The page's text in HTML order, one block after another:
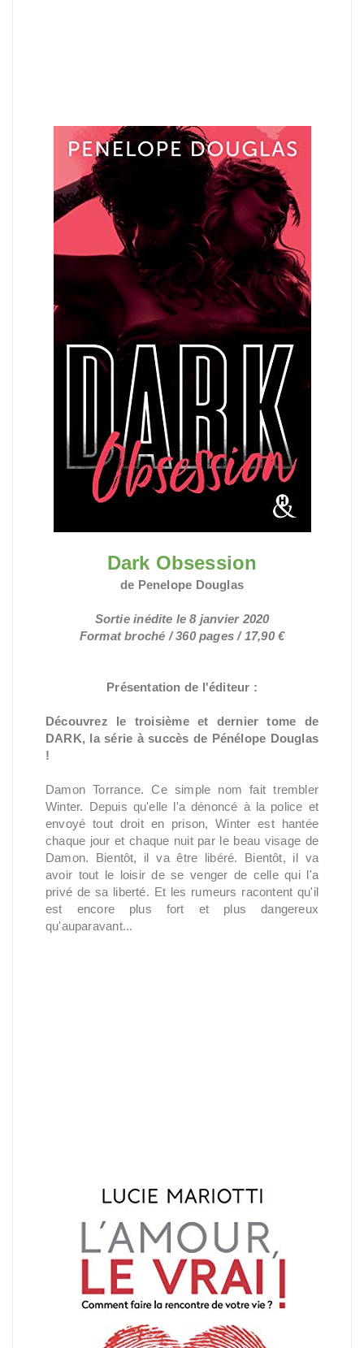
Dark Obsession
de Penelope Douglas
Sortie inédite le 8 janvier 2020
Format broché / 360 pages / 17,90 €
Présentation de l'éditeur :
Découvrez le troisième et dernier tome de
DARK, la série à succès de Pénélope Douglas
!
Damon Torrance. Ce simple nom fait trembler
Winter. Depuis qu'elle l'a dénoncé à la police et
envoyé tout droit en prison, Winter est hantée
chaque jour et chaque nuit par le beau visage de
Damon. Bientôt, il va être libéré. Bientôt, il va
avoir tout le loisir de se venger de celle qui l'a
privé de sa liberté. Et les rumeurs racontent qu'il
est encore plus fort et plus dangereux
qu'auparavant...